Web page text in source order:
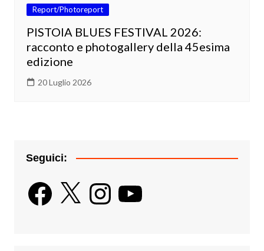
Report/Photoreport
PISTOIA BLUES FESTIVAL 2026:
racconto e photogallery della 45esima
edizione
20 Luglio 2026
Seguici:
Facebook
X InstagramYouTube